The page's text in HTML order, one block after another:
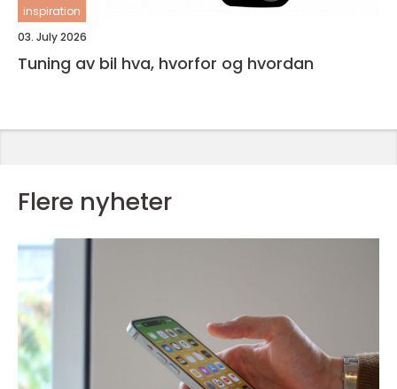
inspiration
03. July 2026
Tuning av bil hva, hvorfor og hvordan
Flere nyheter